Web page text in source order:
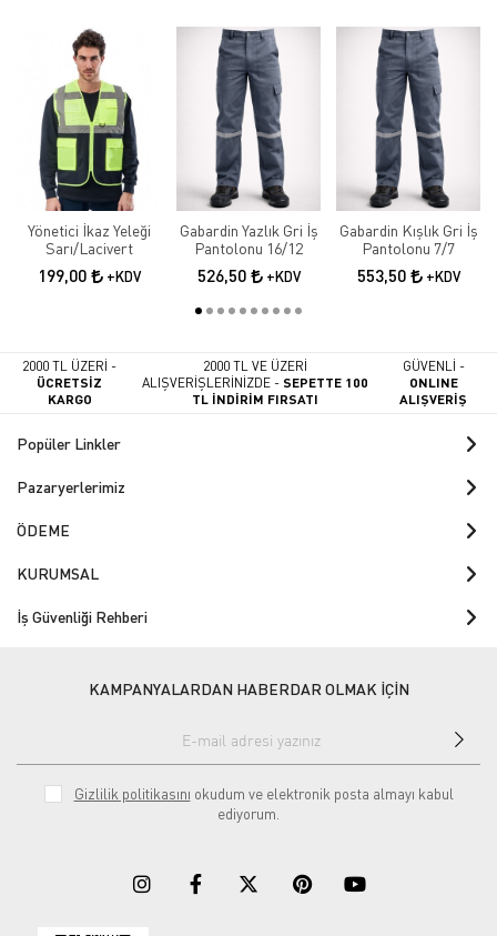
Yönetici İkaz Yeleği
Sarı/Lacivert
199,00 +KDV
Gabardin Yazlık Gri İş
Pantolonu 16/12
526,50 +KDV
Gabardin Kışlık Gri İş
Pantolonu 7/7
553,50 +KDV
2000 TL ÜZERİ -
ÜCRETSİZ
KARGO
2000 TL VE ÜZERİ
ALIŞVERİŞLERİNİZDE -SEPETTE 100
TL İNDİRİM FIRSATI
GÜVENLİ -
ONLINE
ALIŞVERİŞ
Popüler Linkler
Pazaryerlerimiz
ÖDEME
KURUMSAL
İş Güvenliği Rehberi
KAMPANYALARDAN HABERDAR OLMAK İÇİN
Gizlilik politikasını okudum ve elektronik posta almayı kabul
ediyorum.